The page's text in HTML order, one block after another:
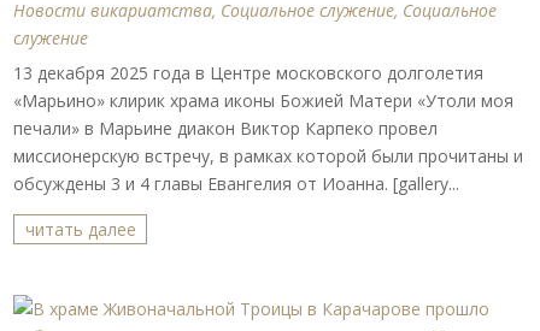
Новости викариатства, Социальное служение, Социальное
служение
13 декабря 2025 года в Центре московского долголетия
«Марьино» клирик храма иконы Божией Матери «Утоли моя
печали» в Марьине диакон Виктор Карпеко провел
миссионерскую встречу, в рамках которой были прочитаны и
обсуждены 3 и 4 главы Евангелия от Иоанна. [gallery...
читать далее